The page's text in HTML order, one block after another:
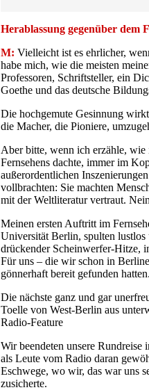
Herablassung gegenüber dem
M: Vielleicht ist es ehrlicher,
habe mich, wie die meisten
Professoren, Schriftsteller, ein
Goethe und das deutsche
Die hochgemute Gesinnung
die Macher, die Pioniere,
Aber bitte, wenn ich erzähle,
Fernsehens dachte, immer im
außerordentlichen
vollbrachten: Sie machten
mit der Weltliteratur vertraut.
Meinen ersten Auftritt im
Universität Berlin, spulten
drückender Scheinwerfer-Hitze,
Für uns – die wir schon in
gönnerhaft bereit gefunden
Die nächste ganz und gar
Toelle von West-Berlin aus
Radio-Feature
Wir beendeten unsere
als Leute vom Radio daran
Eschwege, wo wir, das war uns
zusicherte.